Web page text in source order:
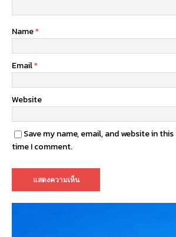
Name*
Email*
Website
Save my name, email, and website in
time I comment.